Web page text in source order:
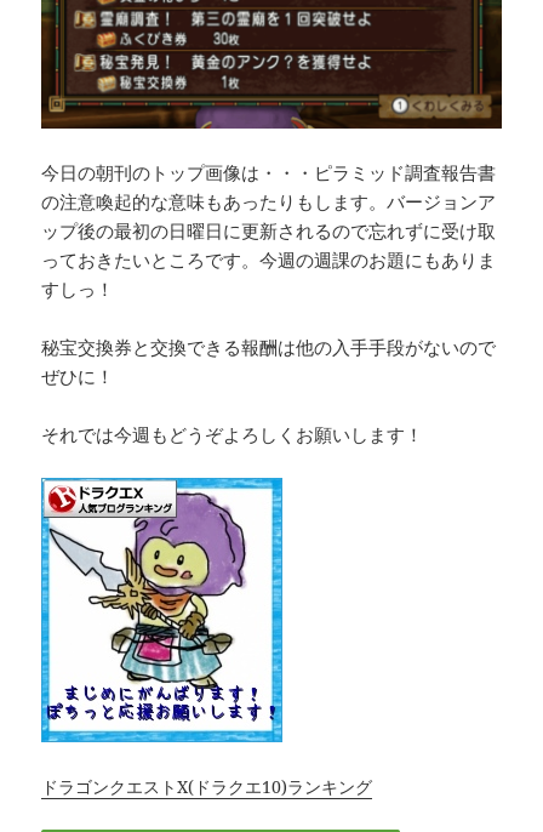
今日の朝刊のトップ画像は・・・ピラミッド調査報告書
の注意喚起的な意味もあったりもします。バージョンア
ップ後の最初の日曜日に更新されるので忘れずに受け取
っておきたいところです。今週の週課のお題にもありま
すしっ！
秘宝交換券と交換できる報酬は他の入手手段がないので
ぜひに！
それでは今週もどうぞよろしくお願いします！
ドラゴンクエストX(ドラクエ10)ランキング